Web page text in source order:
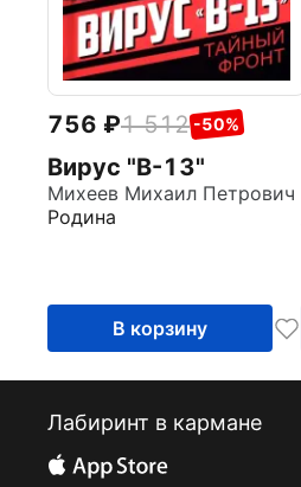
756 1 512 -50%
Вирус "В-13"
Михеев Михаил Петрович
Родина
В корзину
Лабиринт в кармане